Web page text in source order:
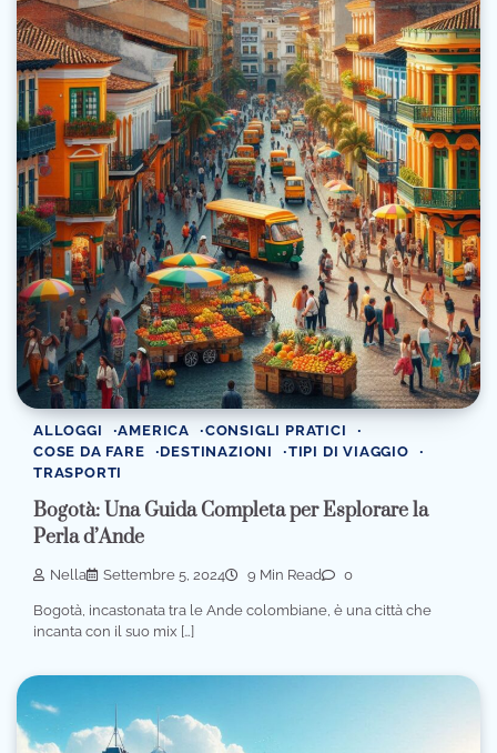
ALLOGGI AMERICA
CONSIGLI PRATICI
COSE DA FARE
DESTINAZIONI
TIPI DI VIAGGIO
TRASPORTI
Bogotà: Una Guida Completa per Esplorare la
Perla d’Ande
Nella Settembre 5, 2024 9 Min Read 0
Bogotà, incastonata tra le Ande colombiane, è una città che
incanta con il suo mix […]